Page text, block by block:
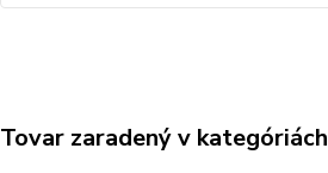
Tovar zaradený v kategóriách